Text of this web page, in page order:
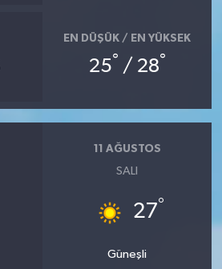
EN DÜŞÜK / EN YÜKSEK
25° / 28°
11 AĞUSTOS
SALI
27°
Güneşli